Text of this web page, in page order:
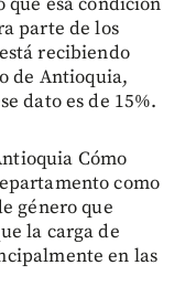
parte de los
recibiendo
de Antioquia,
dato es de 15%.
Cómo
como
género que
la carga de
en las